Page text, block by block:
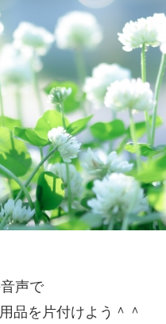
声で
品を片付けよう＾＾